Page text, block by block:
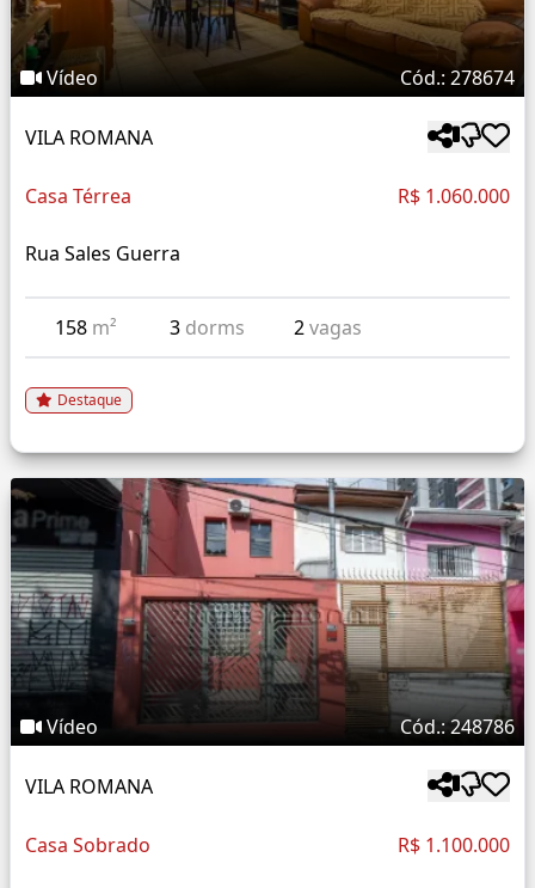
Vídeo Cód.: 278674
VILA ROMANA
Casa Térrea R$ 1.060.000
Rua Sales Guerra
158 m² 3 dorms 2vagas
Destaque
Vídeo Cód.: 248786
VILA ROMANA
Casa Sobrado R$ 1.100.000